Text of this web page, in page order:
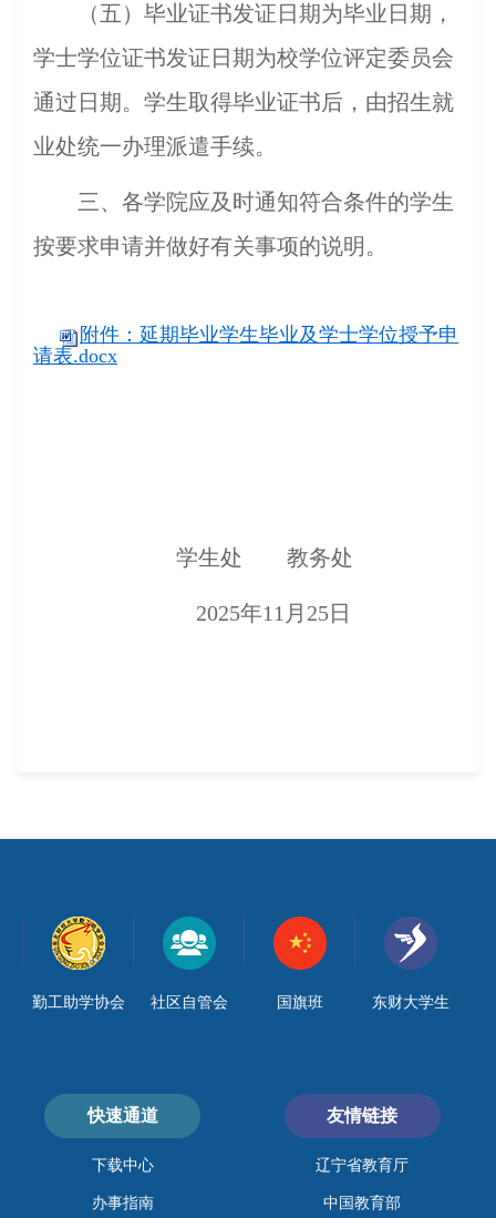
（五）毕业证书发证日期为毕业日期，
学士学位证书发证日期为校学位评定委员会
通过日期。学生取得毕业证书后，由招生就
业处统一办理派遣手续。
三、各学院应及时通知符合条件的学生
按要求申请并做好有关事项的说明。
附件：延期毕业学生毕业及学士学位授予申
请表.docx
学生处 教务处
2025年1 1月25日
勤工助学协会 社区自管会 国旗班 东财大学生
友情链接
辽宁省教育厅
中国教育部
快速通道
下载中心
办事指南